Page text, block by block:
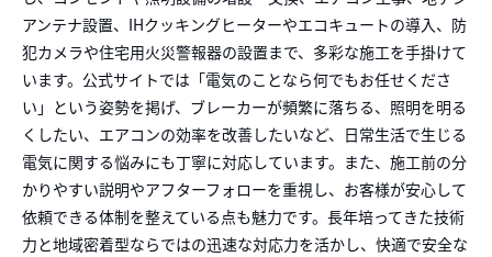
アンテナ設置、IHクッキングヒーターやエコキュートの導入、防
犯カメラや住宅用火災警報器の設置まで、多彩な施工を手掛けて
います。公式サイトでは「電気のことなら何でもお任せくださ
い」という姿勢を掲げ、ブレーカーが頻繁に落ちる、照明を明る
くしたい、エアコンの効率を改善したいなど、日常生活で生じる
電気に関する悩みにも丁寧に対応しています。また、施工前の分
かりやすい説明やアフターフォローを重視し、お客様が安心して
依頼できる体制を整えている点も魅力です。長年培ってきた技術
力と地域密着型ならではの迅速な対応力を活かし、快適で安全な